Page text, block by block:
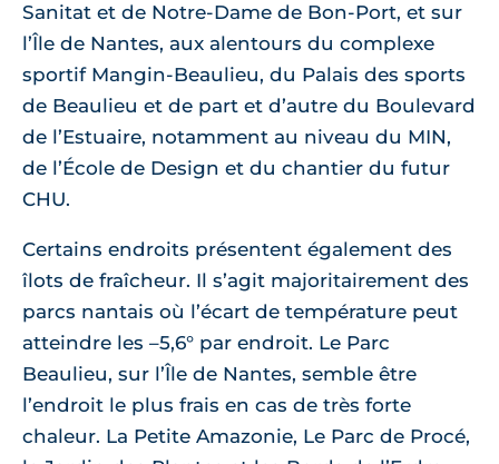
Sanitat et de Notre-Dame de Bon-Port, et sur
l’Île de Nantes, aux alentours du complexe
sportif Mangin-Beaulieu, du Palais des sports
de Beaulieu et de part et d’autre du Boulevard
de l’Estuaire, notamment au niveau du MIN,
de l’École de Design et du chantier du futur
CHU.
Certains endroits présentent également des
îlots de fraîcheur. Il s’agit majoritairement des
parcs nantais où l’écart de température peut
atteindre les –5,6° par endroit. Le Parc
Beaulieu, sur l’Île de Nantes, semble être
l’endroit le plus frais en cas de très forte
chaleur. La Petite Amazonie, Le Parc de Procé,